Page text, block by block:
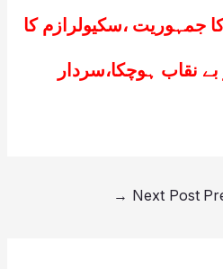
جمہوریت ،سکیولرازم کا
نقاب ہوچکا،سردار
Next Post
→